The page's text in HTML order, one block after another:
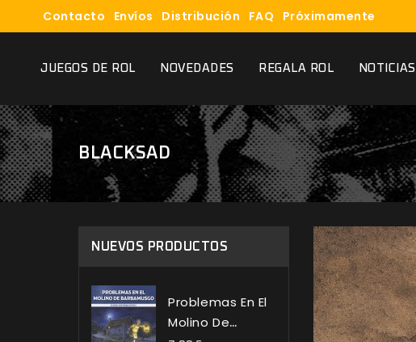
Contacto Envíos Distribución FAQ Próximamente
JUEGOS DE ROL NOVEDADES REGALA ROL NOTICIAS
BLACKSAD
NUEVOS PRODUCTOS
Problemas En El
Molino De